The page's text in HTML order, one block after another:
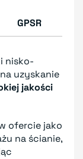
GPSR
nisko-
uzyskanie
jakości
ofercie jako
na ścianie,